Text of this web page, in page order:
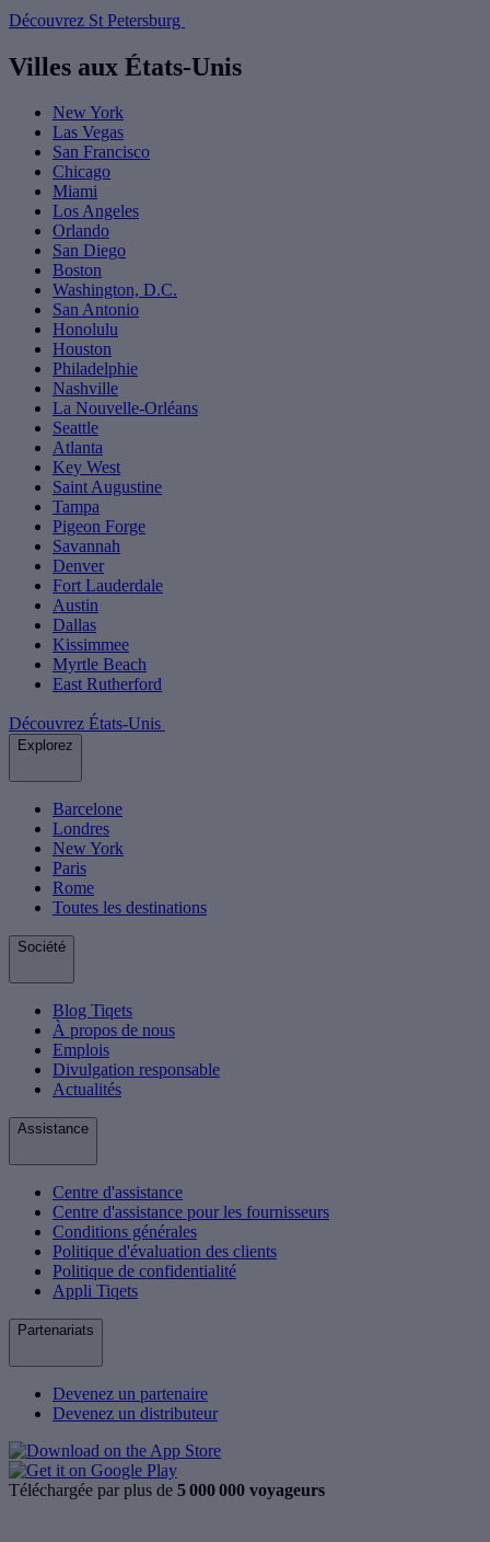
Découvrez St Petersburg
Villes aux États-Unis
New York
Las Vegas
San Francisco
Chicago
Miami
Los Angeles
Orlando
San Diego
Boston
Washington, D.C.
San Antonio
Honolulu
Houston
Philadelphie
Nashville
La Nouvelle-Orléans
Seattle
Atlanta
Key West
Saint Augustine
Tampa
Pigeon Forge
Savannah
Denver
Fort Lauderdale
Austin
Dallas
Kissimmee
Myrtle Beach
East Rutherford
Découvrez États-Unis
Explorez
Barcelone
Londres
New York
Paris
Rome
Toutes les destinations
Société
Blog Tiqets
À propos de nous
Emplois
Divulgation responsable
Actualités
Assistance
Centre d'assistance
Centre d'assistance pour les fournisseurs
Conditions générales
Politique d'évaluation des clients
Politique de confidentialité
Appli Tiqets
Partenariats
Devenez un partenaire
Devenez un distributeur
Téléchargée par plus de 5 000 000 voyageurs